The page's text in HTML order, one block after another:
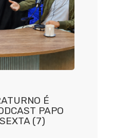
É
PAPO
(7)